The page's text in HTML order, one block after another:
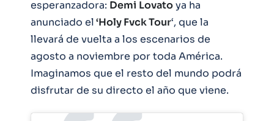
esperanzadora: Demi Lovatoya ha
anunciado el‘Holy Fvck Tour‘, que la
llevará de vuelta a los escenarios de
agosto a noviembre por toda América.
Imaginamos que el resto del mundo podrá
disfrutar de su directo el año que viene.